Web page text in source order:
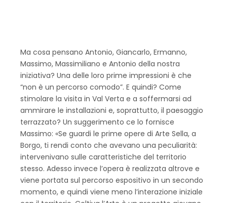
Ma cosa pensano Antonio, Giancarlo, Ermanno,
Massimo, Massimiliano e Antonio della nostra
iniziativa? Una delle loro prime impressioni è che
“non è un percorso comodo”. E quindi? Come
stimolare la visita in Val Verta e a soffermarsi ad
ammirare le installazioni e, soprattutto, il paesaggio
terrazzato? Un suggerimento ce lo fornisce
Massimo: «Se guardi le prime opere di Arte Sella, a
Borgo, ti rendi conto che avevano una peculiarità:
intervenivano sulle caratteristiche del territorio
stesso. Adesso invece l’opera è realizzata altrove e
viene portata sul percorso espositivo in un secondo
momento, e quindi viene meno l’interazione iniziale